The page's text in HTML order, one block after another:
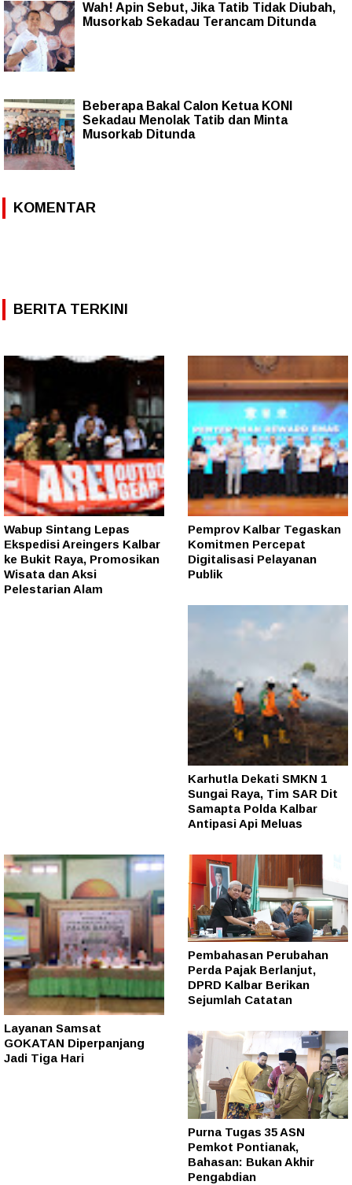
Wah! Apin Sebut, Jika Tatib Tidak Diubah,
Musorkab Sekadau Terancam Ditunda
Beberapa Bakal Calon Ketua KONI
Sekadau Menolak Tatib dan Minta
Musorkab Ditunda
KOMENTAR
BERITA TERKINI
Wabup Sintang Lepas
Ekspedisi Areingers Kalbar
ke Bukit Raya, Promosikan
Wisata dan Aksi
Pelestarian Alam
Pemprov Kalbar Tegaskan
Komitmen Percepat
Digitalisasi Pelayanan
Publik
Karhutla Dekati SMKN 1
Sungai Raya, Tim SAR Dit
Samapta Polda Kalbar
Antipasi Api Meluas
Layanan Samsat
GOKATAN Diperpanjang
Jadi Tiga Hari
Pembahasan Perubahan
Perda Pajak Berlanjut,
DPRD Kalbar Berikan
Sejumlah Catatan
Purna Tugas 35 ASN
Pemkot Pontianak,
Bahasan: Bukan Akhir
Pengabdian